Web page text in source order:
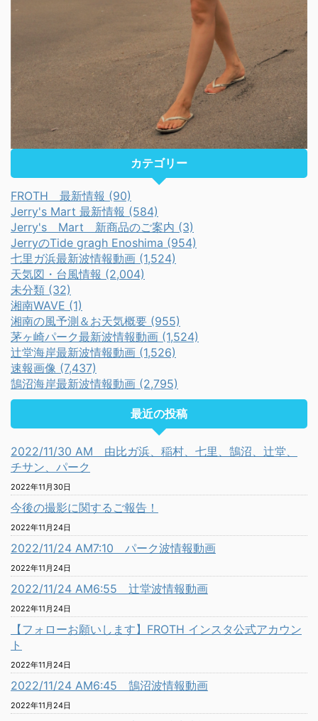
カテゴリー
FROTH 最新情報 (90)
Jerry's Mart 最新情報 (584)
Jerry's Mart 新商品のご案内 (3)
JerryのTide gragh Enoshima (954)
七里ガ浜最新波情報動画 (1,524)
天気図・台風情報 (2,004)
未分類 (32)
湘南WAVE (1)
湘南の風予測＆お天気概要 (955)
茅ヶ崎パーク最新波情報動画 (1,524)
辻堂海岸最新波情報動画 (1,526)
速報画像 (7,437)
鵠沼海岸最新波情報動画 (2,795)
最近の投稿
2022/11/30 AM 由比ガ浜、稲村、七里、鵠沼、辻堂、
チサン、パーク
2022年11月30日
今後の撮影に関するご報告！
2022年11月24日
2022/11/24 AM7:10 パーク波情報動画
2022年11月24日
2022/11/24 AM6:55 辻堂波情報動画
2022年11月24日
【フォローお願いします】FROTH インスタ公式アカウン
ト
2022年11月24日
2022/11/24 AM6:45 鵠沼波情報動画
2022年11月24日